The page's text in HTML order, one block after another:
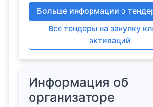
Больше информации о
Все тендеры на закупку
активаций
Информация об
организаторе